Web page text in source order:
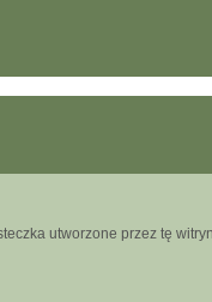
utworzone przez tę